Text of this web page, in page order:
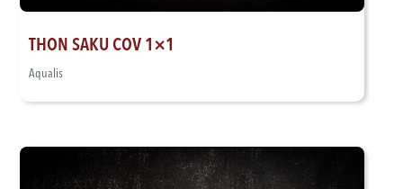
THON SAKU COV 1×1
Aqualis